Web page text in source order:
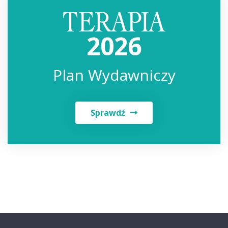
2026
Plan Wydawniczy
Sprawdź